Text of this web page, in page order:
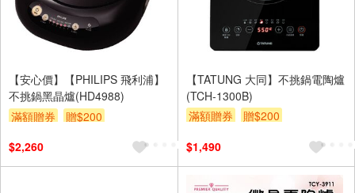
【安心價】【PHILIPS 飛利浦】
不挑鍋黑晶爐(HD4988)
滿額贈券
贈$200
$2,260
【TATUNG 大同】不挑鍋電陶爐
(TCH-1300B)
滿額贈券
贈$200
$1,490